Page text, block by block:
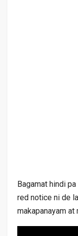
Bagamat hindi
red notice ni de
makapanayam at